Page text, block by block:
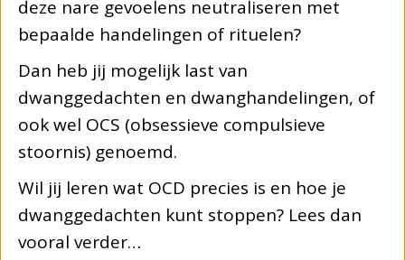
deze nare gevoelens neutraliseren met
bepaalde handelingen of rituelen?
Dan heb jij mogelijk last van
dwanggedachten en dwanghandelingen, of
ook wel OCS (obsessieve compulsieve
stoornis) genoemd.
Wil jij leren wat OCD precies is en hoe je
dwanggedachten kunt stoppen? Lees dan
vooral verder…